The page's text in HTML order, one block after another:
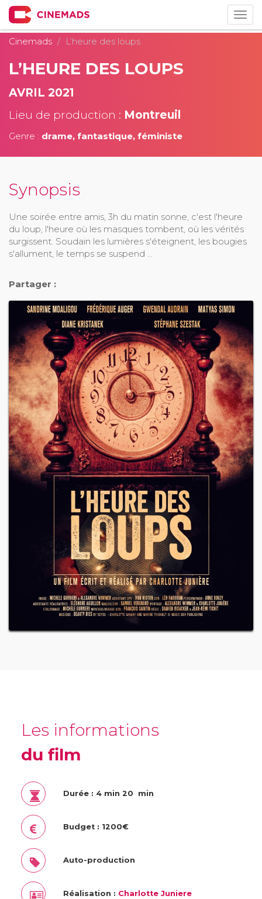
Cinemads
L’heure des loups
L’HEURE DES LOUPS
AVRIL 2021
Lieu de production : Montreuil
Genre : drame, fantastique, féministe
Synopsis
Une soirée entre amis, 3h du matin sonne, c'est l'heure
du loup, l'heure où les masques tombent, où les vérités
surgissent. Soudain les lumières s'éteignent, les bougies
s'allument, le temps se suspend ...
Partager :
Les informations
du film
Durée : 4 min 20 min
Budget : 1200€
Auto-production
Réalisation : Charlotte Juniere